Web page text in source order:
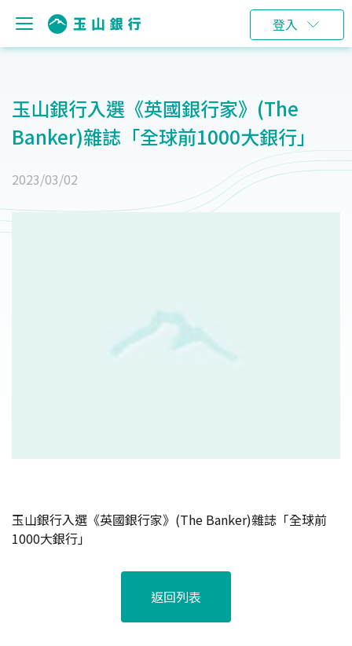
登入
玉山銀行入選《英國銀行家》(The
Banker)雜誌「全球前1000大銀行」
2023/03/02
玉山銀行入選《英國銀行家》(The Banker)雜誌「全球前
1000大銀行」
返回列表